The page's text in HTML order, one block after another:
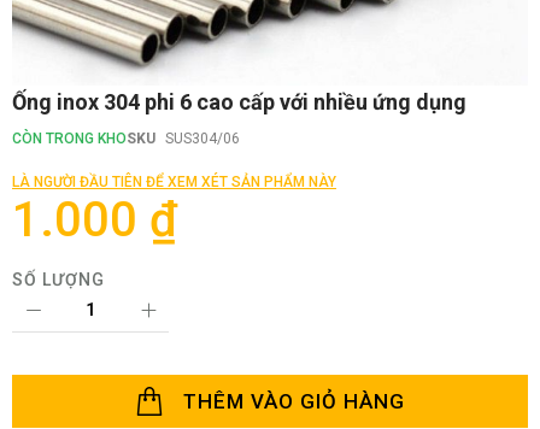
Chuyển
đến
phần
của
thư
hình
Ống inox 304 phi 6 cao cấp với nhiều ứng dụng
CÒN TRONG KHOSKU SUS304/06
LÀ NGƯỜI ĐẦU TIÊN ĐỂ XEM XÉT SẢN PHẨM NÀY
1.000 ₫
SỐ LƯỢNG
THÊM VÀO GIỎ HÀNG